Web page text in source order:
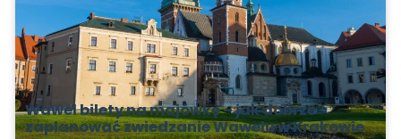
Wawel bilety na majówkę – jak dobrze
zaplanować zwiedzanie Wawelu w Krakowie